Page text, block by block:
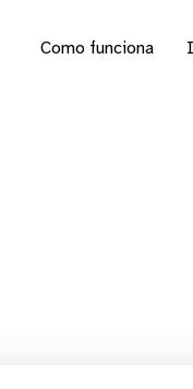
Como funciona